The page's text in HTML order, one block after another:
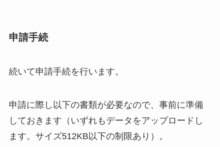
申請手続
続いて申請手続を行います。
申請に際し以下の書類が必要なので、事前に準備
しておきます（いずれもデータをアップロードし
ます。サイズ512KB以下の制限あり）。